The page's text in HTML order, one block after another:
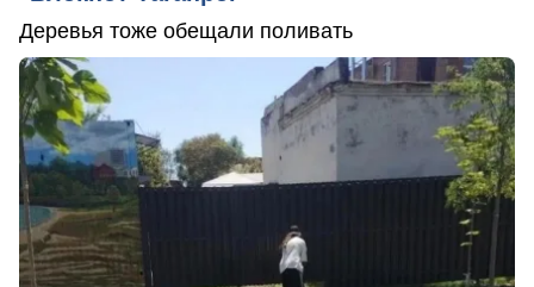
Деревья тоже обещали поливать